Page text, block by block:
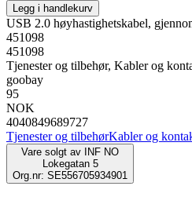
Legg i handlekurv
USB 2.0 høyhastighetskabel,
451098
451098
Tjenester og tilbehør, Kabler og
goobay
95
NOK
4040849689727
Tjenester og tilbehørKabler og
Vare solgt av
INF NO
Lokegatan 5
Org.nr: SE556705934901